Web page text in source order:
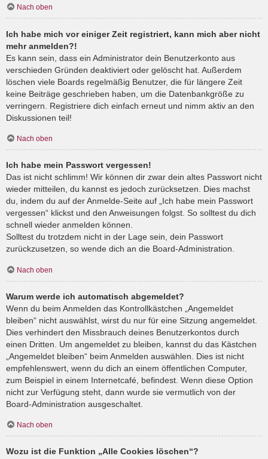
Nach oben
Ich habe mich vor einiger Zeit registriert, kann mich aber nicht
mehr anmelden?!
Es kann sein, dass ein Administrator dein Benutzerkonto aus
verschieden Gründen deaktiviert oder gelöscht hat. Außerdem
löschen viele Boards regelmäßig Benutzer, die für längere Zeit
keine Beiträge geschrieben haben, um die Datenbankgröße zu
verringern. Registriere dich einfach erneut und nimm aktiv an den
Diskussionen teil!
Nach oben
Ich habe mein Passwort vergessen!
Das ist nicht schlimm! Wir können dir zwar dein altes Passwort nicht
wieder mitteilen, du kannst es jedoch zurücksetzen. Dies machst
du, indem du auf der Anmelde-Seite auf „Ich habe mein Passwort
vergessen“ klickst und den Anweisungen folgst. So solltest du dich
schnell wieder anmelden können.
Solltest du trotzdem nicht in der Lage sein, dein Passwort
zurückzusetzen, so wende dich an die Board-Administration.
Nach oben
Warum werde ich automatisch abgemeldet?
Wenn du beim Anmelden das Kontrollkästchen „Angemeldet
bleiben“ nicht auswählst, wirst du nur für eine Sitzung angemeldet.
Dies verhindert den Missbrauch deines Benutzerkontos durch
einen Dritten. Um angemeldet zu bleiben, kannst du das Kästchen
„Angemeldet bleiben“ beim Anmelden auswählen. Dies ist nicht
empfehlenswert, wenn du dich an einem öffentlichen Computer,
zum Beispiel in einem Internetcafé, befindest. Wenn diese Option
nicht zur Verfügung steht, dann wurde sie vermutlich von der
Board-Administration ausgeschaltet.
Nach oben
Wozu ist die Funktion „Alle Cookies löschen“?